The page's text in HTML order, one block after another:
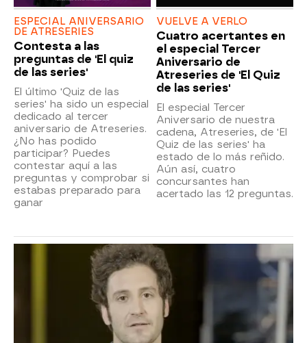
ESPECIAL ANIVERSARIO
DE ATRESERIES
Contesta a las
preguntas de 'El quiz
de las series'
El último 'Quiz de las
series' ha sido un especial
dedicado al tercer
aniversario de Atreseries.
¿No has podido
participar? Puedes
contestar aquí a las
preguntas y comprobar si
estabas preparado para
ganar
VUELVE A VERLO
Cuatro acertantes en
el especial Tercer
Aniversario de
Atreseries de 'El Quiz
de las series'
El especial Tercer
Aniversario de nuestra
cadena, Atreseries, de 'El
Quiz de las series' ha
estado de lo más reñido.
Aún así, cuatro
concursantes han
acertado las 12 preguntas.